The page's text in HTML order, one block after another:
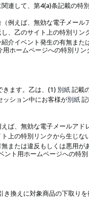
関連して、第4(a)条記載の特
例えば、無効な電子メー
、乙のサイト上の特別リ
イベント発生の有無また
用ホームページへの特別リ
きます。乙は、(1) 別紙記載
ッション中にお客様が別紙
ば、無効な電子メールア
上の特別リンクから生じ
または違反もしくは悪用が
ント用ホームページへの特
換えに対象商品の下取り